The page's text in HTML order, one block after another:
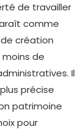
de travailler
comme
création
de
Il
précise
patrimoine
pour